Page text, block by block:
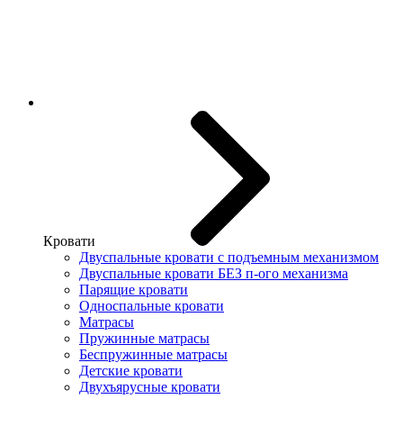
Кровати
Двуспальные кровати с подъемным механизмом
Двуспальные кровати БЕЗ п-ого механизма
Парящие кровати
Односпальные кровати
Матрасы
Пружинные матрасы
Беспружинные матрасы
Детские кровати
Двухъярусные кровати